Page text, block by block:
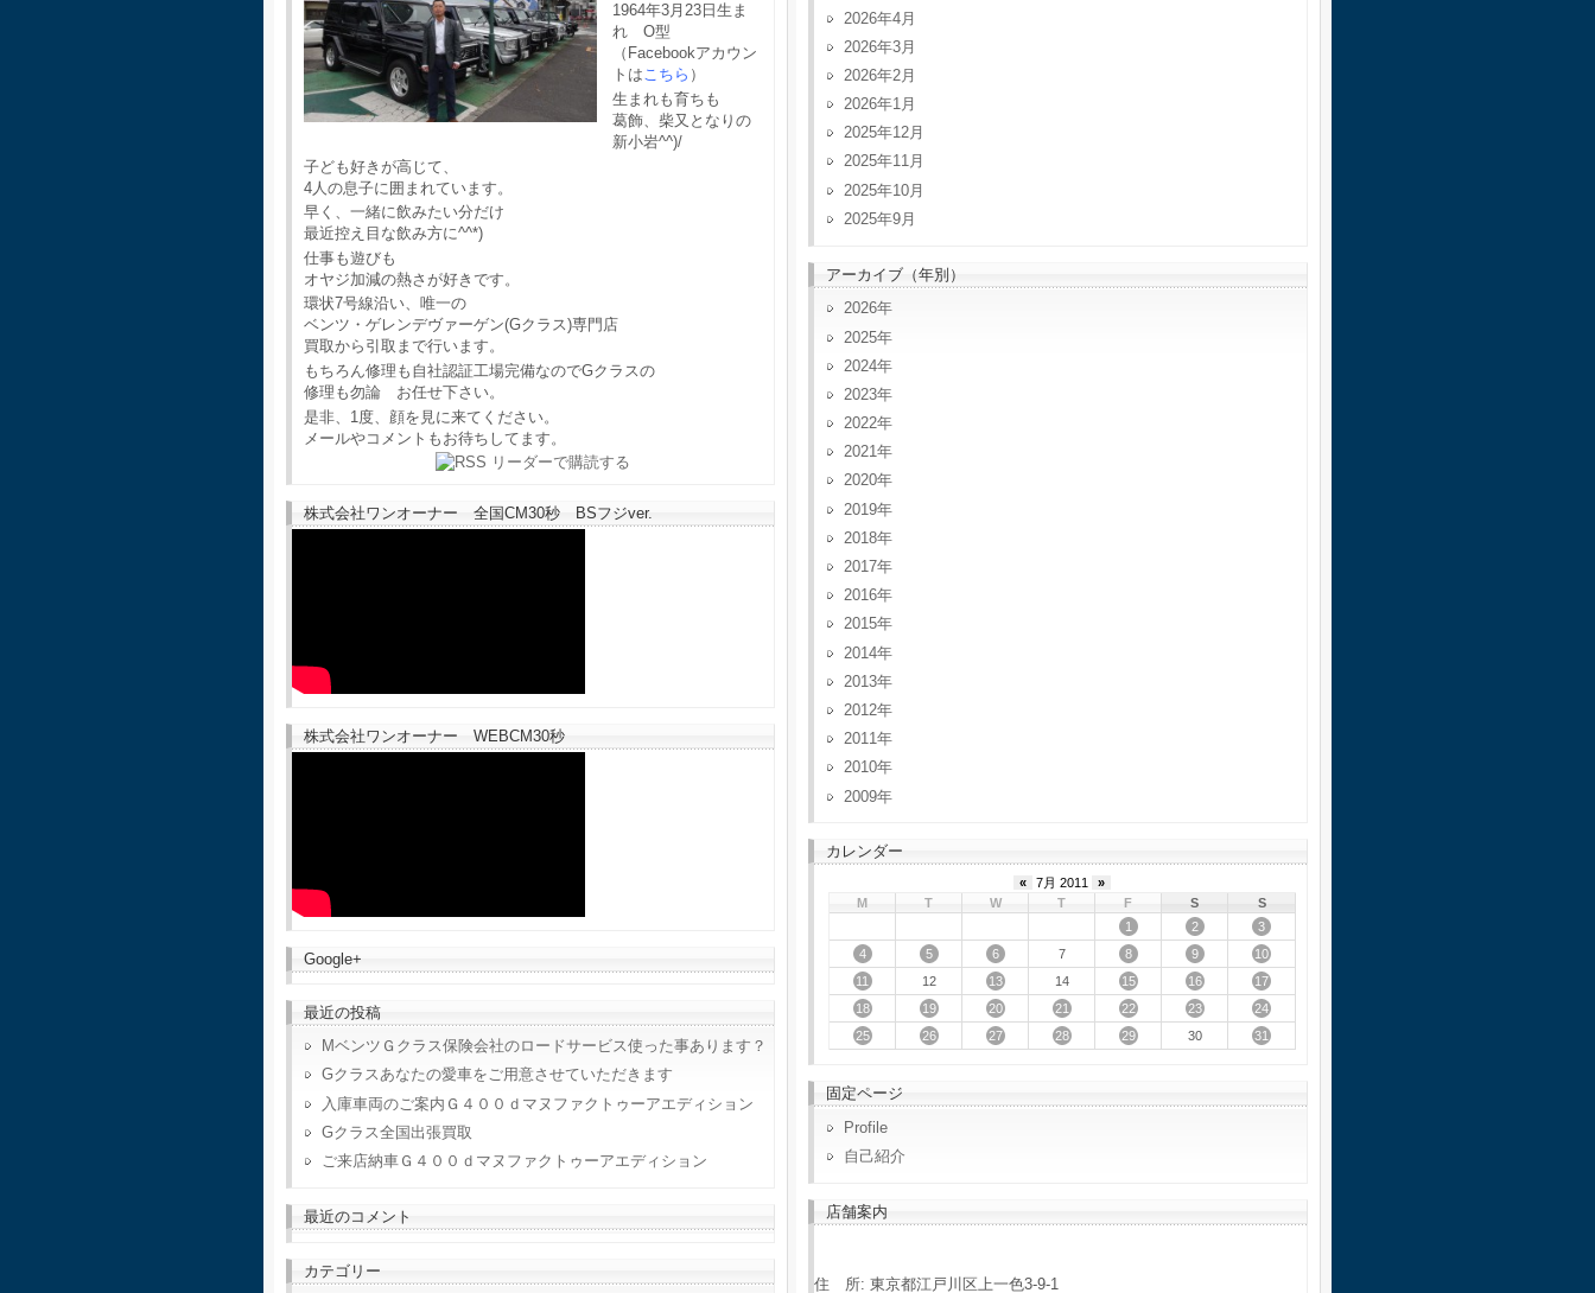
1964年3月23日生ま
れ O型
（Facebookアカウン
トはこちら ）
生まれも育ちも
葛飾、柴又となりの
新小岩^^)/
子ども好きが高じて、
4人の息子に囲まれています。
早く、一緒に飲みたい分だけ
最近控え目な飲み方に^^*)
仕事も遊びも
オヤジ加減の熱さが好きです。
環状7号線沿い、唯一の
ベンツ・ゲレンデヴァーゲン(Gクラス)専門店
買取から引取まで行います。
もちろん修理も自社認証工場完備なのでGクラスの
修理も勿論 お任せ下さい。
是非、1度、顔を見に来てください。
メールやコメントもお待ちしてます。
株式会社ワンオーナー 全国CM30秒 BSフジver.
株式会社ワンオーナー WEBCM30秒
Google+
最近の投稿
MベンツＧクラス保険会社のロードサービス使った事あります？
Gクラスあなたの愛車をご用意させていただきます
入庫車両のご案内Ｇ４００ｄマヌファクトゥーアエディション
Gクラス全国出張買取
ご来店納車Ｇ４００ｄマヌファクトゥーアエディション
最近のコメント
カテゴリー
2026年4月
2026年3月
2026年2月
2026年1月
2025年12月
2025年11月
2025年10月
2025年9月
アーカイブ（年別）
2026
2025
2024
2023
2022
2021
2020
2019
2018
2017
2016
2015
2014
2013
2012
2011
2010
2009
カレンダー
« 7月 2011
»
M
T W T F S
S
1
2
3
4
5 6 7 8 9
10
11
12 13 14 15 16
17
18
19 20 21 22 23
24
25
26 27 28 29 30 31
固定ページ
Profile
自己紹介
店舗案内
住 所: 東京都江戸川区上一色3-9-1